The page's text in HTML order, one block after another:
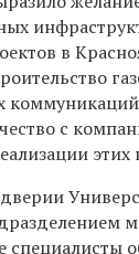
в
с
этих
специалисты